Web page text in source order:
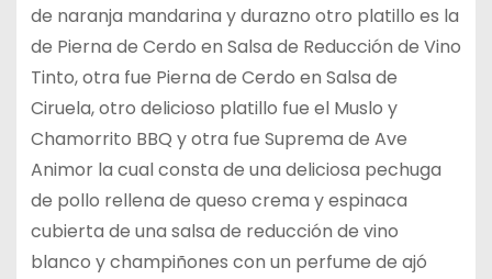
de naranja mandarina y durazno otro platillo es la
de Pierna de Cerdo en Salsa de Reducción de Vino
Tinto, otra fue Pierna de Cerdo en Salsa de
Ciruela, otro delicioso platillo fue el Muslo y
Chamorrito BBQ y otra fue Suprema de Ave
Animor la cual consta de una deliciosa pechuga
de pollo rellena de queso crema y espinaca
cubierta de una salsa de reducción de vino
blanco y champiñones con un perfume de ajó